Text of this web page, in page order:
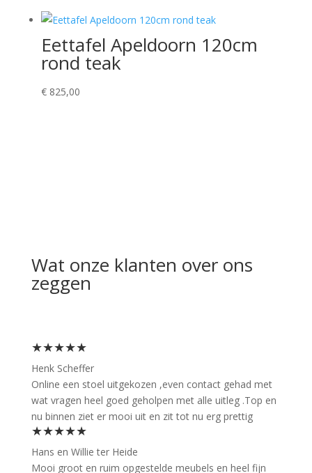
Eettafel Apeldoorn 120cm
rond teak
€825,00
Wat onze klanten over ons
zeggen
★★★★★
Henk Scheffer
Online een stoel uitgekozen ,even contact gehad met
wat vragen heel goed geholpen met alle uitleg .Top en
nu binnen ziet er mooi uit en zit tot nu erg prettig
★★★★★
Hans en Willie ter Heide
Mooi groot en ruim opgestelde meubels en heel fijn